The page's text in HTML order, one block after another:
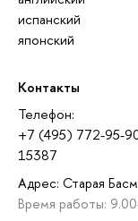
испанский
японский
Контакты
Телефон:
+7 (495) 772-95-
15387
Адрес: Старая
Время работы: